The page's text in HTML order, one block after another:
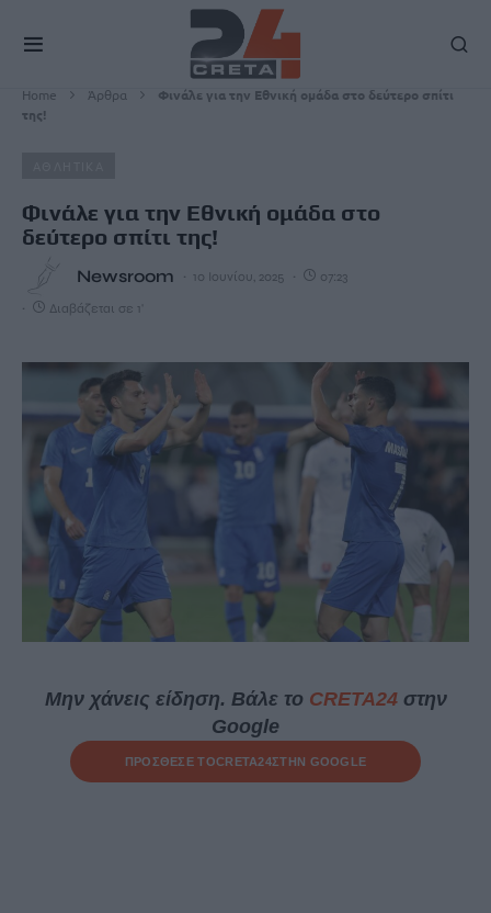
Home Άρθρα
Φινάλε για την Εθνική ομάδα στο δεύτερο σπίτι
της!
Φινάλε για την Εθνική ομάδα στο
δεύτερο σπίτι της!
Newsroom 10 Ιουνίου, 2025 07:23
Διαβάζεται σε 1'
Μην χάνεις είδηση. Βάλε το CRETA24στην
Google
ΠΡΟΣΘΕΣΕ ΤΟCRETA24ΣΤΗΝ GOOGLE